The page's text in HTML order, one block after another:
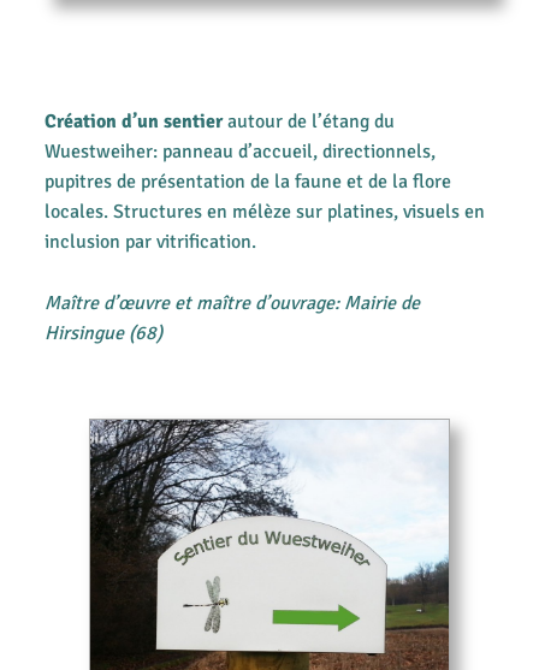
Création d’un sentierautour de l’étang du
Wuestweiher: panneau d’accueil, directionnels,
pupitres de présentation de la faune et de la flore
locales. Structures en mélèze sur platines, visuels en
inclusion par vitrification.
Maître d’œuvre et maître d’ouvrage: Mairie de
Hirsingue (68)